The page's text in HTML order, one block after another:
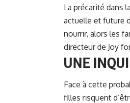
La précarité dans
actuelle et future
nourrir, alors les
directeur de Joy
UNE
Face à cette
filles risquent